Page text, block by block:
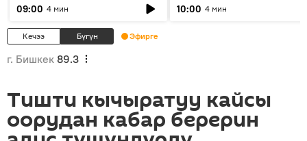
09:00 4 мин
10:00 4 мин
Кечээ Бүгүн Эфирге
г. Бишкек 89.3
Тишти кычыратуу кайсы
оорудан кабар берерин